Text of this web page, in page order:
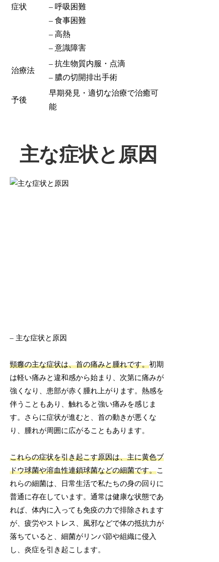
症状
– 呼吸困難
– 食事困難
– 高熱
– 意識障害
治療法
– 抗生物質内服・点滴
– 膿の切開排出手術
予後
早期発見・適切な治療で治癒可
能
主な症状と原因
– 主な症状と原因
頸癰の主な症状は、首の痛みと腫れです。初期
は軽い痛みと違和感から始まり、次第に痛みが
強くなり、患部が赤く腫れ上がります。熱感を
伴うこともあり、触れると強い痛みを感じま
す。さらに症状が進むと、首の動きが悪くな
り、腫れが周囲に広がることもあります。
これらの症状を引き起こす原因は、主に黄色ブ
ドウ球菌や溶血性連鎖球菌などの細菌です。こ
れらの細菌は、日常生活で私たちの身の回りに
普通に存在しています。通常は健康な状態であ
れば、体内に入っても免疫の力で排除されます
が、疲労やストレス、風邪などで体の抵抗力が
落ちていると、細菌がリンパ節や組織に侵入
し、炎症を引き起こします。